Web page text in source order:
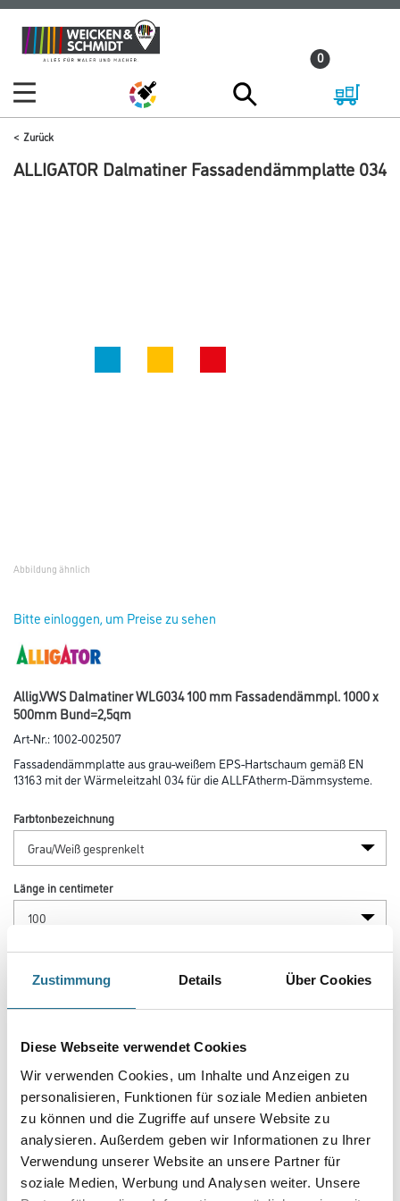
Zustimmung Details Über Cookies
Diese Webseite verwendet Cookies
Wir verwenden Cookies, um Inhalte und Anzeigen zu
personalisieren, Funktionen für soziale Medien anbieten
zu können und die Zugriffe auf unsere Website zu
analysieren. Außerdem geben wir Informationen zu Ihrer
Verwendung unserer Website an unsere Partner für
soziale Medien, Werbung und Analysen weiter. Unsere
Zum
Inhalt
Zum
Navigationsmenü
0
Zurück
ALLIGATOR Dalmatiner Fassadendämmplatte 034
Abbildung ähnlich
Bitte einloggen, um Preise zu sehen
Allig.VWS Dalmatiner WLG034 100 mm Fassadendämmpl. 1000 x
500mm Bund=2,5qm
Art-Nr.:1002-002507
Fassadendämmplatte aus grau-weißem EPS-Hartschaum gemäß EN
13163 mit der Wärmeleitzahl 034 für die ALLFAtherm-Dämmsysteme.
Farbtonbezeichnung
Länge in centimeter
Breite in centimeter
Plattenstärke